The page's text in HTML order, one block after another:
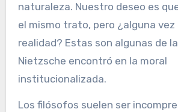
naturaleza. Nuestro deseo es
el mismo trato, pero ¿alguna vez
realidad? Estas son algunas de
Nietzsche encontró en la moral
institucionalizada.
Los filósofos suelen ser